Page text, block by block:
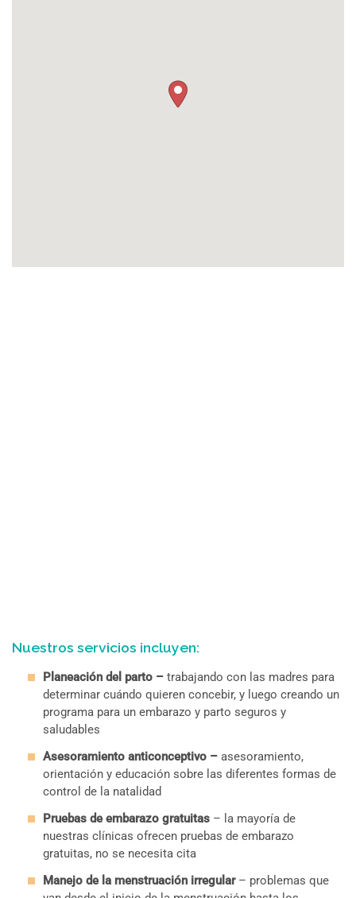
Nuestros servicios incluyen:
Planeación del parto – trabajando con las madres para
determinar cuándo quieren concebir, y luego creando un
programa para un embarazo y parto seguros y
saludables
Asesoramiento anticonceptivo – asesoramiento,
orientación y educación sobre las diferentes formas de
control de la natalidad
Pruebas de embarazo gratuitas – la mayoría de
nuestras clínicas ofrecen pruebas de embarazo
gratuitas, no se necesita cita
Manejo de la menstruación irregular– problemas que